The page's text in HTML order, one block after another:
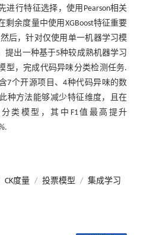
进行特征选择，使用Pearson相关
剩余度量中使用XGBoost特征重要
后，针对仅使用单一机器学习模
提出一种基于5种较成熟机器学习
型，完成代码异味分类检测任务.
7个开源项目、4种代码异味的数
种方法能够减少特征维度，且在
类模型，其中F1值最高提升
CK度量 / 投票模型 / 集成学习